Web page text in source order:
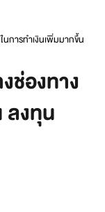
การทำเงินเพิ่มมากขึ้น
ช่องทาง
ลงทุน